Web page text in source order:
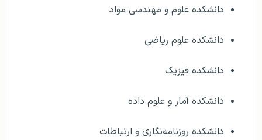
دانشکده علوم و مهندسی مواد
دانشکده علوم ریاضی
دانشکده فیزیک
دانشکده آمار و علوم داده
دانشکده روزنامه‌نگاری و ارتباطات